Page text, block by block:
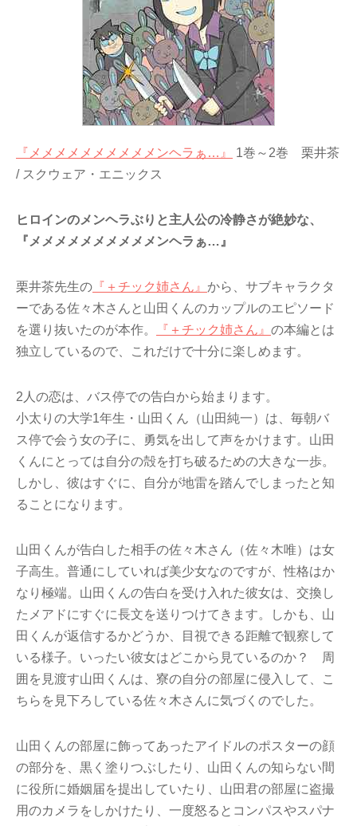
『メメメメメメメメメメンヘラぁ…』
1巻～2巻 栗井茶
/ スクウェア・エニックス
ヒロインのメンヘラぶりと主人公の冷静さが絶妙な、
『メメメメメメメメメメンヘラぁ…』
栗井茶先生の 『＋チック姉さん』 から、サブキャラクタ
ーである佐々木さんと山田くんのカップルのエピソード
を選り抜いたのが本作。
『＋チック姉さん』 の本編とは
独立しているので、これだけで十分に楽しめます。
2人の恋は、バス停での告白から始まります。
小太りの大学1年生・山田くん（山田純一）は、毎朝バ
ス停で会う女の子に、勇気を出して声をかけます。山田
くんにとっては自分の殻を打ち破るための大きな一歩。
しかし、彼はすぐに、自分が地雷を踏んでしまったと知
ることになります。
山田くんが告白した相手の佐々木さん（佐々木唯）は女
子高生。普通にしていれば美少女なのですが、性格はか
なり極端。山田くんの告白を受け入れた彼女は、交換し
たメアドにすぐに長文を送りつけてきます。しかも、山
田くんが返信するかどうか、目視できる距離で観察して
いる様子。いったい彼女はどこから見ているのか？ 周
囲を見渡す山田くんは、寮の自分の部屋に侵入して、こ
ちらを見下ろしている佐々木さんに気づくのでした。
山田くんの部屋に飾ってあったアイドルのポスターの顔
の部分を、黒く塗りつぶしたり、山田くんの知らない間
に役所に婚姻届を提出していたり、山田君の部屋に盗撮
用のカメラをしかけたり、一度怒るとコンパスやスパナ